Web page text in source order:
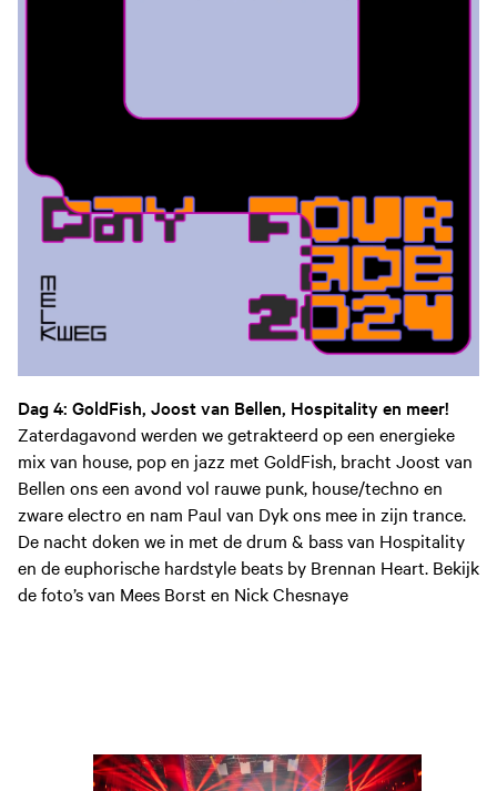
Dag 4: GoldFish, Joost van Bellen, Hospitality en meer!
Zaterdagavond werden we getrakteerd op een energieke
mix van house, pop en jazz met GoldFish, bracht Joost van
Bellen ons een avond vol rauwe punk, house/techno en
zware electro en nam Paul van Dyk ons mee in zijn trance.
De nacht doken we in met de drum & bass van Hospitality
en de euphorische hardstyle beats by Brennan Heart. Bekijk
de foto’s van Mees Borst en Nick Chesnaye